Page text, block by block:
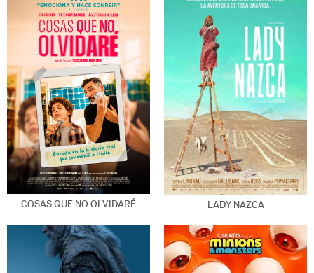
COSAS QUE NO OLVIDARÉ LADY NAZCA